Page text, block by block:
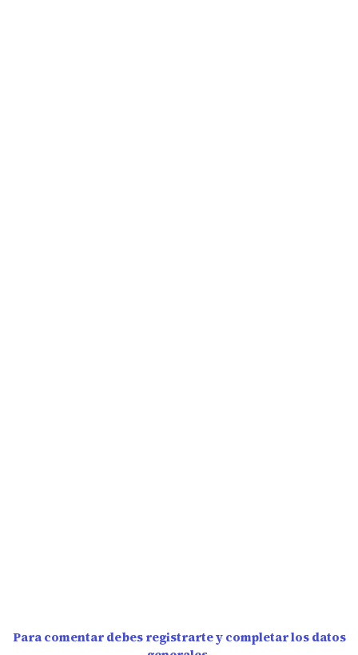
Para comentar debes registrarte y completar los datos